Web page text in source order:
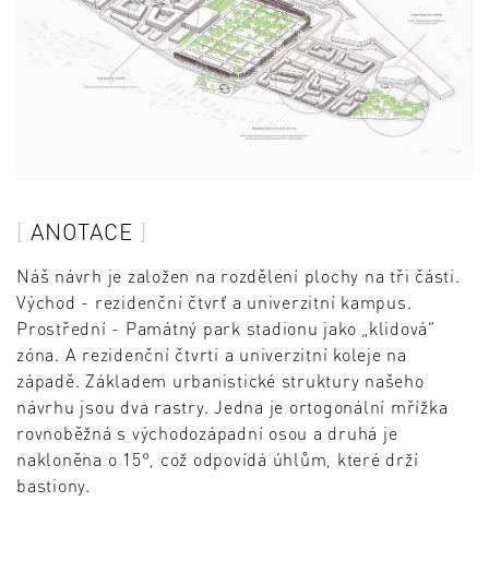
ANOTACE
Náš návrh je založen na rozdělení plochy na tři části.
Východ - rezidenční čtvrť a univerzitní kampus.
Prostřední - Památný park stadionu jako „klidová“
zóna. A rezidenční čtvrti a univerzitní koleje na
západě. Základem urbanistické struktury našeho
návrhu jsou dva rastry. Jedna je ortogonální mřížka
rovnoběžná s východozápadní osou a druhá je
nakloněna o 15°, což odpovídá úhlům, které drží
bastiony.